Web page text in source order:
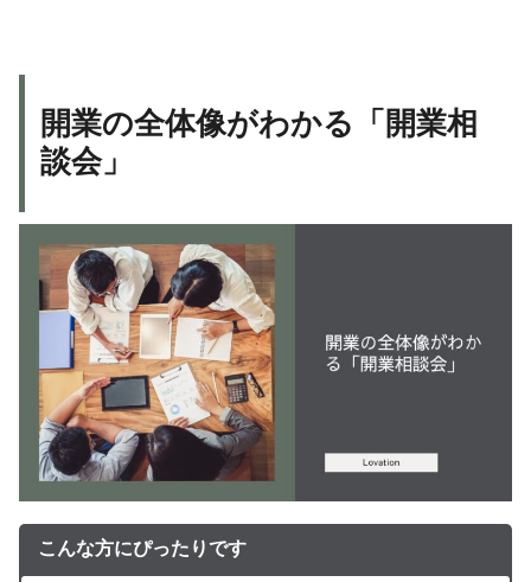
開業の全体像がわかる「開業相
談会」
こんな方にぴったりです